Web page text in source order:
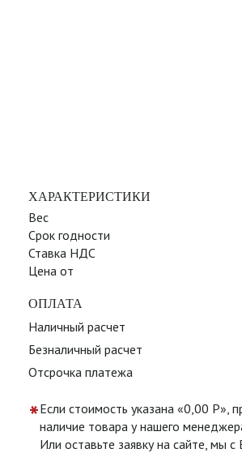
ХАРАКТЕРИСТИКИ
Вес
Срок годности
Ставка НДС
Цена от
ОПЛАТА
Наличный расчет
Безналичный расчет
Отсрочка платежа
*Если стоимость указана «0,00 Р»,
наличие товара у нашего
Или оставьте заявку на сайте, мы